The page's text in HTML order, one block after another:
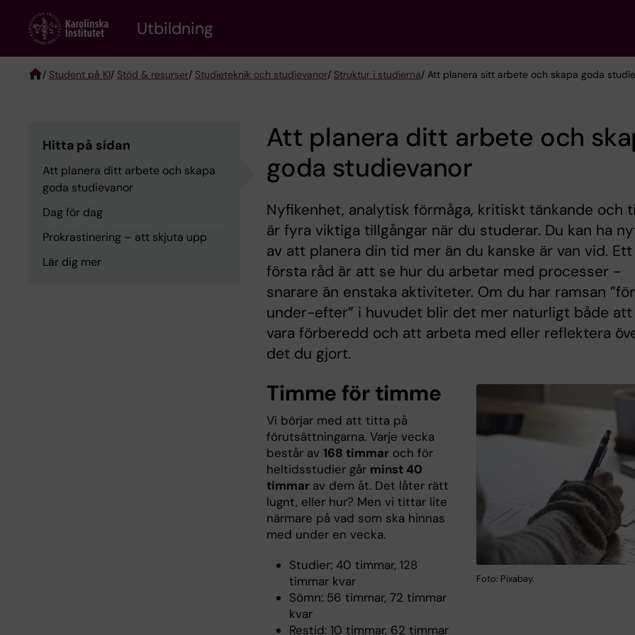
content
Utbildning
/ Student på KI/ Stöd & resurser/ Studieteknik och studievanor/ Struktur i studierna/ Att planera sitt arbete och skapa goda
Hitta på sidan
Att planera ditt arbete och skapa
goda studievanor
Dag för dag
Prokrastinering – att skjuta upp
Lär dig mer
Att planera ditt arbete och
goda studievanor
Nyfikenhet, analytisk förmåga, kritiskt tänkande och
är fyra viktiga tillgångar när du studerar. Du kan ha
av att planera din tid mer än du kanske är van vid. Ett
första råd är att se hur du arbetar med processer -
snarare än enstaka aktiviteter. Om du har ramsan
under-efter” i huvudet blir det mer naturligt både att
vara förberedd och att arbeta med eller reflektera
det du gjort.
Foto: Pixabay.
Timme för timme
Vi börjar med att titta på
förutsättningarna. Varje vecka
består av 168 timmar och för
heltidsstudier går minst 40
timmar av dem åt. Det låter rätt
lugnt, eller hur? Men vi tittar lite
närmare på vad som ska hinnas
med under en vecka.
Studier: 40 timmar, 128
timmar kvar
Sömn: 56 timmar, 72 timmar
kvar
Restid: 10 timmar, 62 timmar